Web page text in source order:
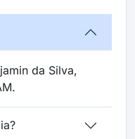
da Silva,